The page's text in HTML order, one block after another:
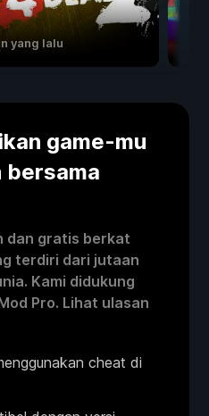
yang lalu
game-mu
bersama
dan gratis berkat
terdiri dari jutaan
Kami didukung
Pro. Lihat ulasan
cheat di